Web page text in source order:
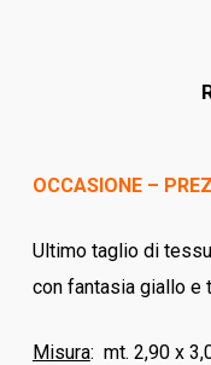
OCCASIONE –
Ultimo taglio di
con fantasia giallo e
Misura: mt. 2,90 x